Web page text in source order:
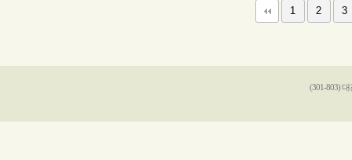
1 2 3
(301-803)